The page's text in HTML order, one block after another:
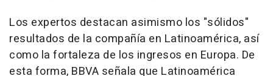
Los expertos destacan asimismo los "sólidos"
resultados de la compañía en Latinoamérica, así
como la fortaleza de los ingresos en Europa. De
esta forma, BBVA señala que Latinoamérica